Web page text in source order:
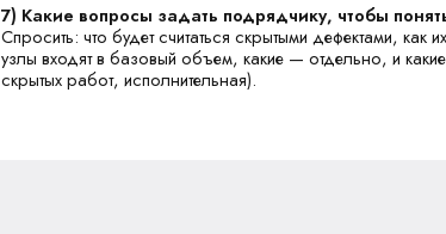
7) Какие вопросы задать подрядчику, чтобы
Спросить: что будет считаться скрытыми дефектами, как
узлы входят в базовый объем, какие — отдельно, и
скрытых работ, исполнительная).